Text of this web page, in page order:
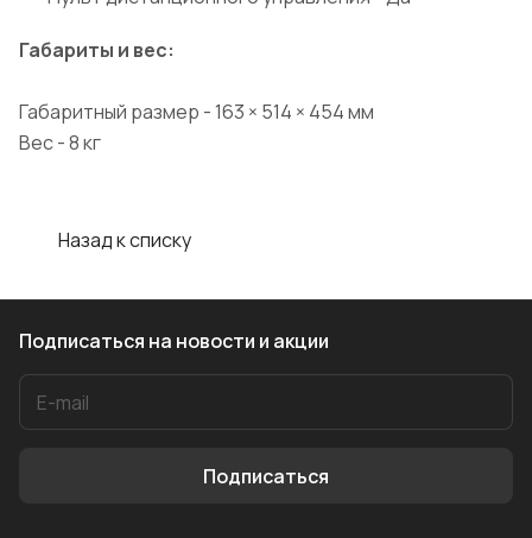
Габариты и вес:
Габаритный размер - 163 × 514 × 454 мм
Вес - 8 кг
Назад к списку
Подписаться на новости и акции
Подписаться